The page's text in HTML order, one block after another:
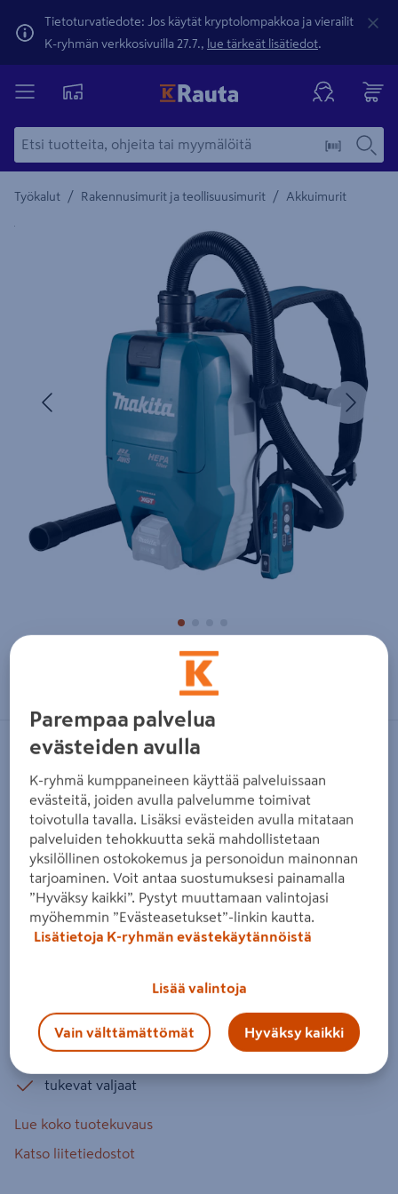
Tietoturvatiedote: Jos käytät kryptolompakkoa ja vierailit
K-ryhmän verkkosivuilla 27.7., lue tärkeät lisätiedot.
Työkalut / Rakennusimurit ja teollisuusimurit / Akkuimurit
Yksityiskohtainen kuvaus löytyy Tuotteen kuvaus -
Edellinen
Zoomaa kuvaa sormilla kosketusnäytöllä
Akkureppuimuri Makita VC009GZ01
40V XGT runko
MAKITA
Tuotenumero:502501685 EAN-koodi:88381762205
Liikkuvaan työskentelyyn tarkoitettu reppuimuri, jonka
säädettävät valjaat, vyötäröremmi ja hiljainen käyntiääni
takaavat erinomaisen käyttömukavuuden. Liitettävissä
HEPA-suodatin
imuteho 180 mbar
tukevat valjaat
Lue koko tuotekuvaus
Katso liitetiedostot
Parempaa palvelua
evästeiden avulla
K-ryhmä kumppaneineen käyttää palveluissaan
evästeitä, joiden avulla palvelumme toimivat
toivotulla tavalla. Lisäksi evästeiden avulla mitataan
palveluiden tehokkuutta sekä mahdollistetaan
yksilöllinen ostokokemus ja personoidun mainonnan
tarjoaminen. Voit antaa suostumuksesi painamalla
”Hyväksy kaikki”. Pystyt muuttamaan valintojasi
myöhemmin ”Evästeasetukset”-linkin kautta.
Lisätietoja K-ryhmän evästekäytännöistä
Lisää valintoja
Vain välttämättömät Hyväksy kaikki